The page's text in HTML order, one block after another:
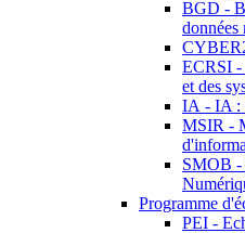
BGD -
données
ECRSI -
et des
IA - IA :
MSIR -
SMOB -
Programme
PEI -